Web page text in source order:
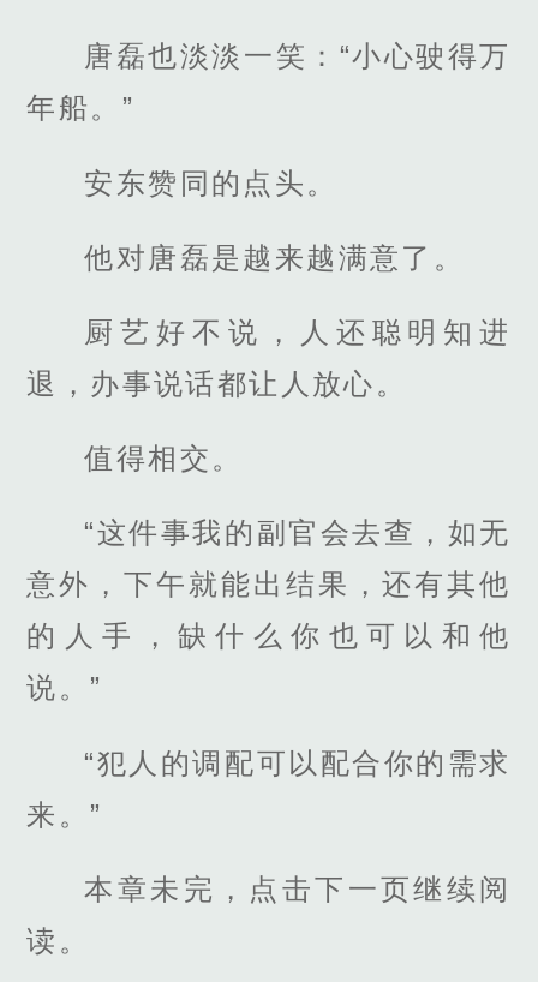
唐磊也淡淡一笑：“小心驶得万
年船。”
安东赞同的点头。
他对唐磊是越来越满意了。
厨艺好不说，人还聪明知进
退，办事说话都让人放心。
值得相交。
“这件事我的副官会去查，如无
意外，下午就能出结果，还有其他
的人手，缺什么你也可以和他
说。”
“犯人的调配可以配合你的需求
来。”
本章未完，点击下一页继续阅
读。